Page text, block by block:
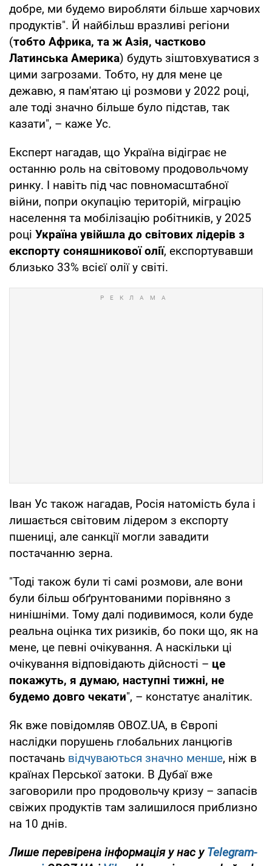
добре, ми будемо виробляти більше харчових
продуктів". Й найбільш вразливі регіони
(тобто Африка, та ж Азія, частково
Латинська Америка) будуть зіштовхуватися з
цими загрозами. Тобто, ну для мене це
дежавю, я пам'ятаю ці розмови у 2022 році,
але тоді значно більше було підстав, так
казати", – каже Ус.
Експерт нагадав, що Україна відіграє не
останню роль на світовому продовольчому
ринку. І навіть під час повномасштабної
війни, попри окупацію територій, міграцію
населення та мобілізацію робітників, у 2025
році Україна увійшла до світових лідерів з
експорту соняшникової олії, експортувавши
близько 33% всієї олії у світі.
Іван Ус також нагадав, Росія натомість була і
лишається світовим лідером з експорту
пшениці, але санкції могли завадити
постачанню зерна.
"Тоді також були ті самі розмови, але вони
були більш обґрунтованими порівняно з
нинішніми. Тому далі подивимося, коли буде
реальна оцінка тих ризиків, бо поки що, як на
мене, це певні очікування. А наскільки ці
очікування відповідають дійсності – це
покажуть, я думаю, наступні тижні, не
будемо довго чекати", – констатує аналітик.
Як вже повідомляв OBOZ.UA, в Європі
наслідки порушень глобальних ланцюгів
постачань відчуваються значно менше, ніж в
країнах Перської затоки. В Дубаї вже
заговорили про продовольчу кризу – запасів
свіжих продуктів там залишилося приблизно
на 10 днів.
Лише перевірена інформація у нас уTelegram-